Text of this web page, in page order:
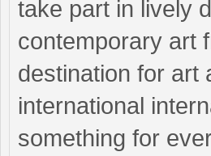
take part in lively
contemporary art
destination for art
international
something for